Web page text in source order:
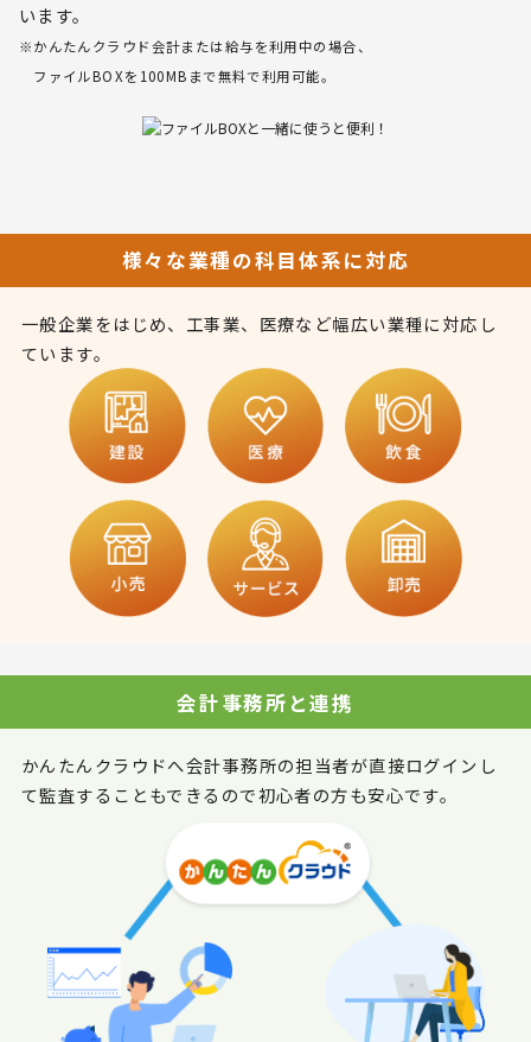
います。
※かんたんクラウド会計または給与を利用中の場合、
ファイルBOXを100MBまで無料で利用可能。
様々な業種の科目体系に対応
一般企業をはじめ、工事業、医療など幅広い業種に対応し
ています。
会計事務所と連携
かんたんクラウドへ会計事務所の担当者が直接ログインし
て監査することもできるので初心者の方も安心です。